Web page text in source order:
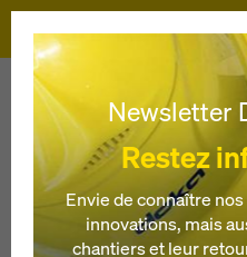
Doka
Doka
Nouveau bâtiment de
Newsletter
Restez
Envie de connaître
innovations, mais
chantiers et leur